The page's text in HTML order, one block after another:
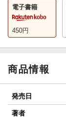
電子書籍
450円
商品情報
発売日
著者